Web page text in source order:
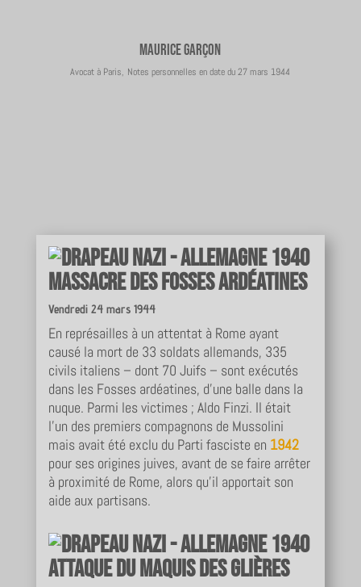
Maurice Garçon
Avocat à Paris, Notes personnelles en date du 27 mars 1944
Massacre des Fosses ardéatines
Vendredi 24 mars 1944
En représailles à un attentat à Rome ayant
causé la mort de 33 soldats allemands, 335
civils italiens – dont 70 Juifs – sont exécutés
dans les Fosses ardéatines, d’une balle dans la
nuque. Parmi les victimes ; Aldo Finzi. Il était
l’un des premiers compagnons de Mussolini
mais avait été exclu du Parti fasciste en 1942
pour ses origines juives, avant de se faire arrêter
à proximité de Rome, alors qu’il apportait son
aide aux partisans.
Attaque du maquis des glières